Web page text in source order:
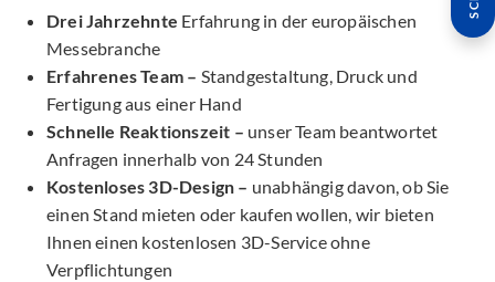
Drei Jahrzehnte Erfahrung in der europäischen
Messebranche
Erfahrenes Team – Standgestaltung, Druck und
Fertigung aus einer Hand
Schnelle Reaktionszeit – unser Team beantwortet
Anfragen innerhalb von 24 Stunden
Kostenloses 3D-Design – unabhängig davon, ob Sie
einen Stand mieten oder kaufen wollen, wir bieten
Ihnen einen kostenlosen 3D-Service ohne
Verpflichtungen